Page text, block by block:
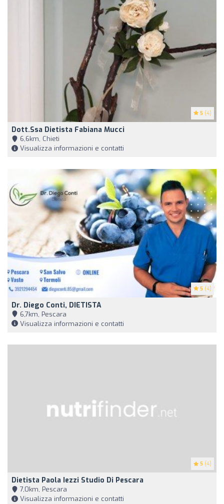
5 (4)
Dott.ssa Dietista Fabiana Mucci
6,6km, Chieti
Visualizza informazioni e contatti
5 (4)
Dr. Diego Conti, DIETISTA
6,7km, Pescara
Visualizza informazioni e contatti
5 (4)
Dietista Paola Iezzi Studio Di Pescara
7,0km, Pescara
Visualizza informazioni e contatti